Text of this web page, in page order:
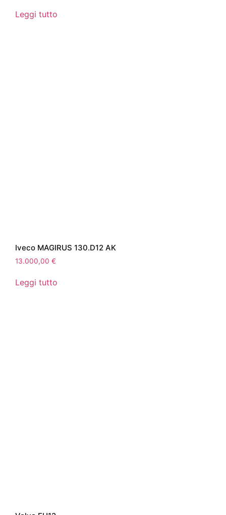
Leggi tutto
Iveco MAGIRUS 130.D12 AK
13.000,00 €
Leggi tutto